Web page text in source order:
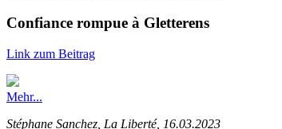
Confiance rompue à Gletterens
Link zum Beitrag
Mehr...
Stéphane Sanchez, La Liberté, 16.03.2023